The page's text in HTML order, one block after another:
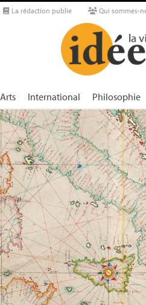
La rédaction publie Qui sommes-
Arts International Philosophie